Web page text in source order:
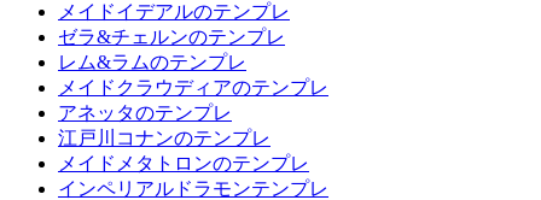
メイドイデアルのテンプレ
ゼラ&チェルンのテンプレ
レム&ラムのテンプレ
メイドクラウディアのテンプレ
アネッタのテンプレ
江戸川コナンのテンプレ
メイドメタトロンのテンプレ
インペリアルドラモンテンプレ